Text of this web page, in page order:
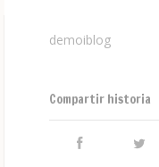
demoiblog
Compartir historia